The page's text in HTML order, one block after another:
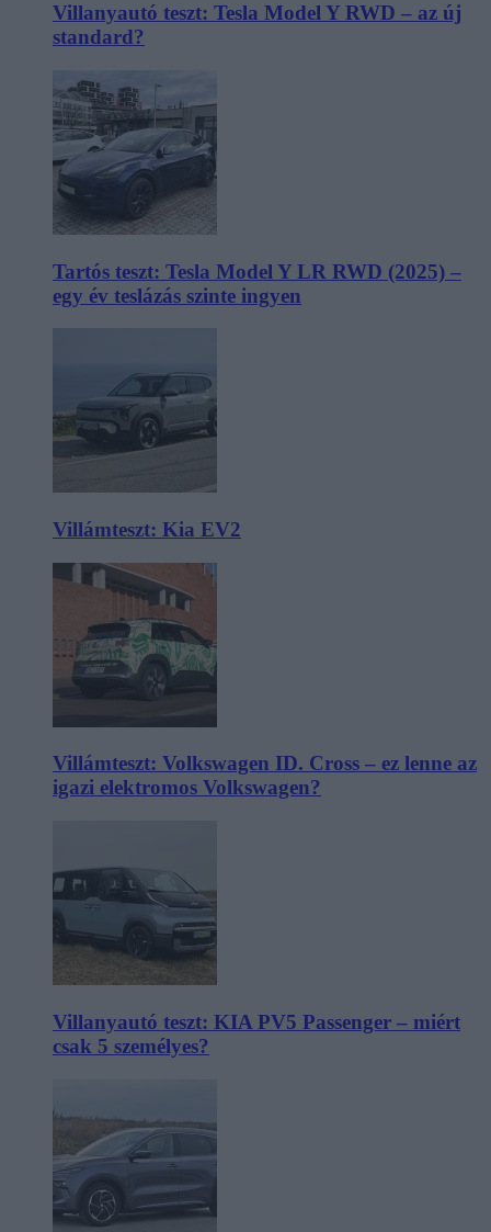
Villanyautó teszt: Tesla Model Y RWD – az új
standard?
Tartós teszt: Tesla Model Y LR RWD (2025) –
egy év teslázás szinte ingyen
Villámteszt: Kia EV2
Villámteszt: Volkswagen ID. Cross – ez lenne az
igazi elektromos Volkswagen?
Villanyautó teszt: KIA PV5 Passenger – miért
csak 5 személyes?